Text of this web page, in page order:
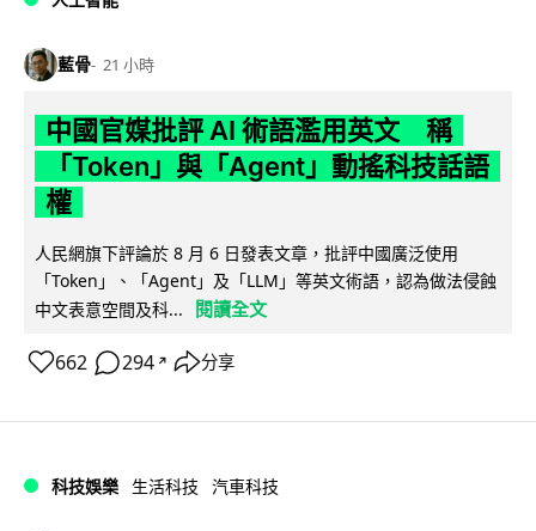
藍骨 21 小時
中國官媒批評 AI 術語濫用英文 稱
「Token」與「Agent」動搖科技話語
權
人民網旗下評論於 8 月 6 日發表文章，批評中國廣泛使用
「Token」、「Agent」及「LLM」等英文術語，認為做法侵蝕
中文表意空間及科...
閱讀全文
662 294 ↗ 分享
科技娛樂 生活科技 汽車科技